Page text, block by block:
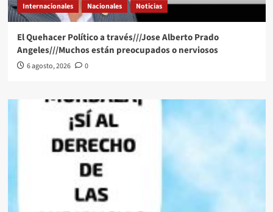
Internacionales Nacionales Noticias
El Quehacer Político a través///Jose Alberto Prado
Angeles///Muchos están preocupados o nerviosos
6 agosto, 2026 0